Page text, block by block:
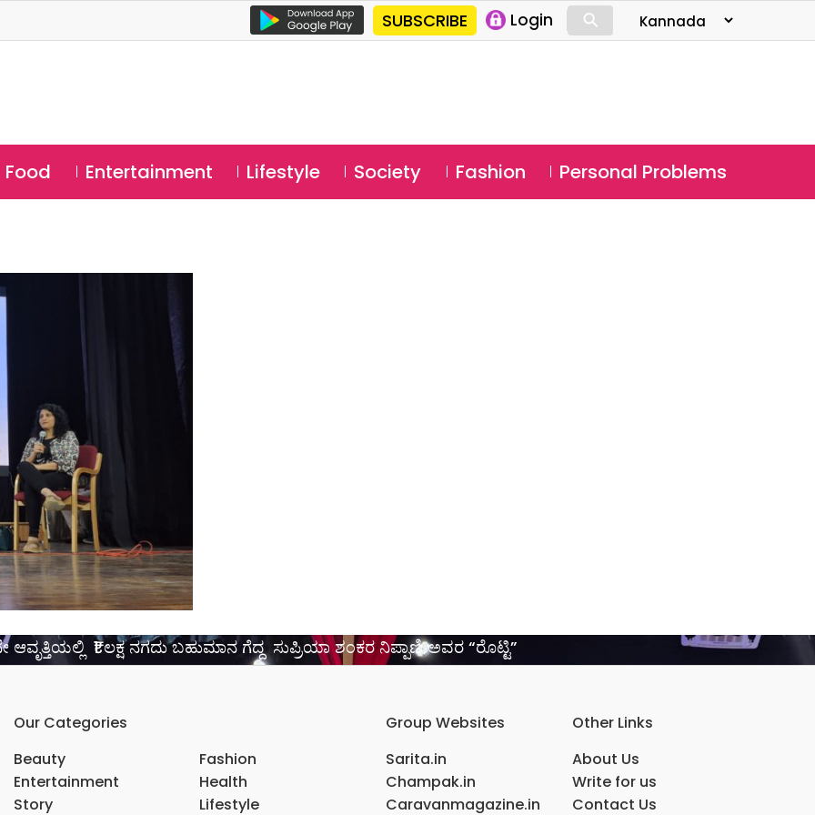
SUBSCRIBE Login ⚲
Food Entertainment Lifestyle Society Fashion Personal Problems
₹1 ಲಕ್ಷ ನಗದು ಬಹುಮಾನ ಗೆದ್ದ ಸುಪ್ರಿಯಾ ಶಂಕರ ನಿಪ್ಪಾಣಿ ಅವರ “ರೊಟ್ಟಿ”
Our Categories
Beauty
Entertainment
Story
Fashion
Health
Lifestyle
Group Websites
Sarita.in
Champak.in
Caravanmagazine.in
Other Links
About Us
Write for us
Contact Us